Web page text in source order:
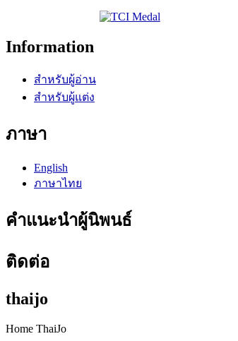
Information
สำหรับผู้อ่าน
สำหรับผู้แต่ง
ภาษา
English
ภาษาไทย
คำแนะนำผู้นิพนธ์
ติดต่อ
thaijo
Home ThaiJo